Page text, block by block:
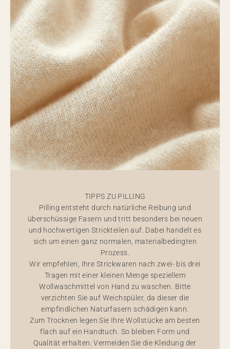
TIPPS ZU PILLING
Pilling entsteht durch natürliche Reibung und
überschüssige Fasern und tritt besonders bei neuen
und hochwertigen Strickteilen auf. Dabei handelt es
sich um einen ganz normalen, materialbedingten
Prozess.
Wir empfehlen, Ihre Strickwaren nach zwei- bis drei
Tragen mit einer kleinen Menge speziellem
Wollwaschmittel von Hand zu waschen. Bitte
verzichten Sie auf Weichspüler, da dieser die
empfindlichen Naturfasern schädigen kann.
Zum Trocknen legen Sie Ihre Wollstücke am besten
flach auf ein Handtuch. So bleiben Form und
Qualität erhalten. Vermeiden Sie die Kleidung der